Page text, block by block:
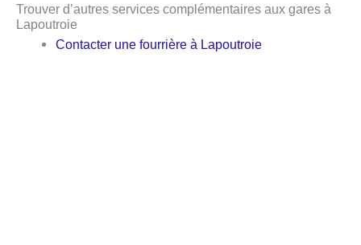
Trouver d’autres services complémentaires aux gares à
Lapoutroie
Contacter une fourrière à Lapoutroie